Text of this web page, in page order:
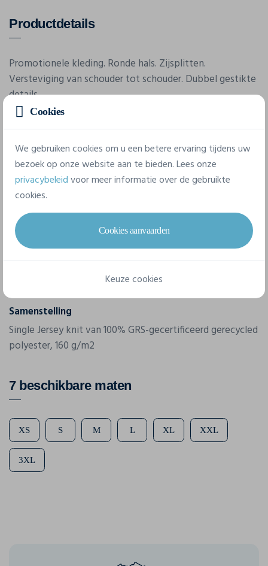
Productdetails
Promotionele kleding. Ronde hals. Zijsplitten.
Versteviging van schouder tot schouder. Dubbel gestikte
details.
Merk
Elevate
Referentie
37500
Samenstelling
Single Jersey knit van 100% GRS-gecertificeerd gerecycled
polyester, 160 g/m2
7 beschikbare maten
XS S M L XL XXL
3XL
Cookies
We gebruiken cookies om u een betere ervaring tijdens uw
bezoek op onze website aan te bieden. Lees onze
privacybeleidvoor meer informatie over de gebruikte
cookies.
Cookies aanvaarden
Keuze cookies